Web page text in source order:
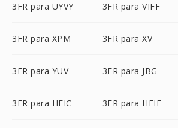
3FR para UYVY 3FR para VIFF
3FR para XPM 3FR para XV
3FR para YUV 3FR para JBG
3FR para HEIC 3FR para HEIF